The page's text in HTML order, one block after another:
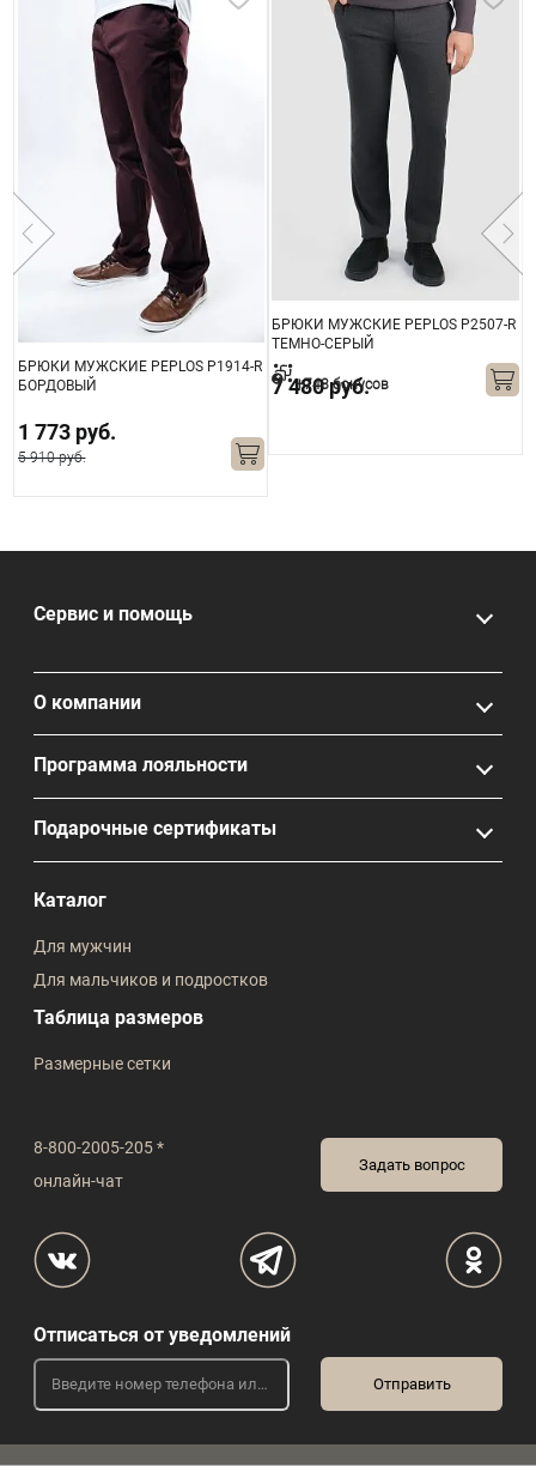
БРЮКИ МУЖСКИЕ PEPLOS P1914-R
БОРДОВЫЙ
1 773 руб.
5 910 руб.
БРЮКИ МУЖСКИЕ PEPLOS P2507-R
ТЕМНО-СЕРЫЙ
7 480 руб.
+748 бонусов
8-800-2005-205 *
онлайн-чат
Задать вопрос
Сервис и помощь
О компании
Программа лояльности
Подарочные сертификаты
Каталог
Для мужчин
Для мальчиков и подростков
Таблица размеров
Размерные сетки
Отписаться от уведомлений